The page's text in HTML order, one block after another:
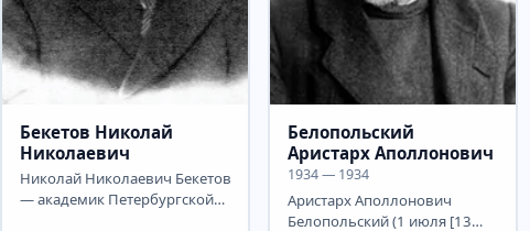
Бекетов Николай
Николаевич
Николай Николаевич Бекетов
— академик Петербургской
Белопольский
Аристарх Аполлонович
1934 — 1934
Аристарх Аполлонович
Белопольский (1 июля [13